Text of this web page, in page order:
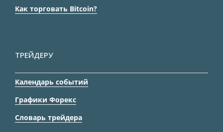
Как торговать Bitcoin?
ТРЕЙДЕРУ
Календарь событий
Графики Форекс
Словарь трейдера